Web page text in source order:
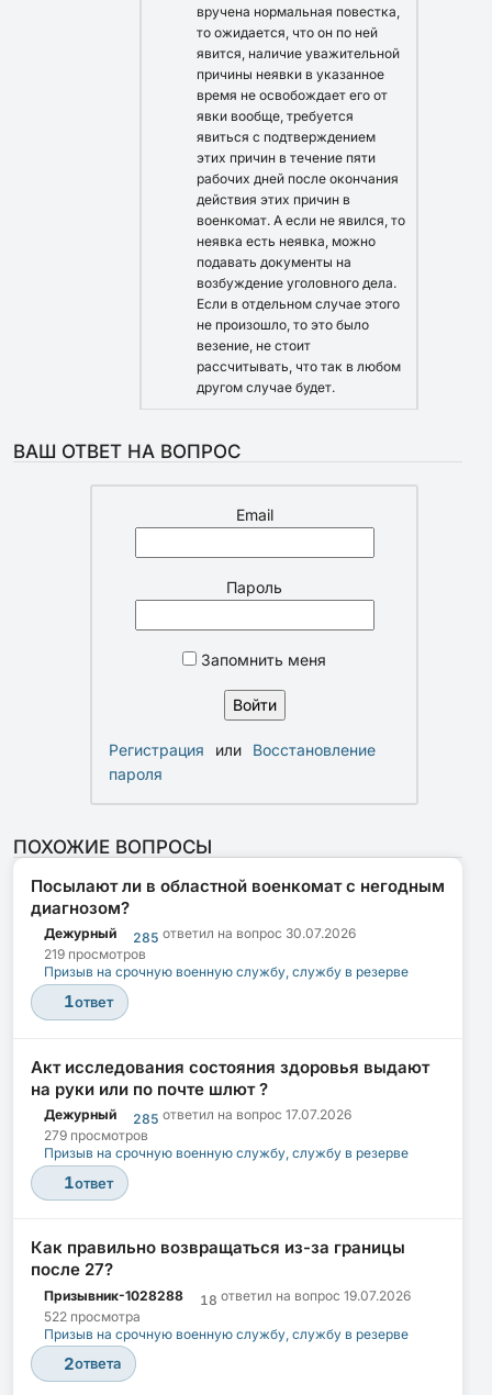
вручена нормальная повестка,
то ожидается, что он по ней
явится, наличие уважительной
причины неявки в указанное
время не освобождает его от
явки вообще, требуется
явиться с подтверждением
этих причин в течение пяти
рабочих дней после окончания
действия этих причин в
военкомат. А если не явился, то
неявка есть неявка, можно
подавать документы на
возбуждение уголовного дела.
Если в отдельном случае этого
не произошло, то это было
везение, не стоит
рассчитывать, что так в любом
другом случае будет.
ВАШ ОТВЕТ НА ВОПРОС
Email
Пароль
Запомнить меня
Регистрация или
Восстановление
пароля
ПОХОЖИЕ ВОПРОСЫ
Посылают ли в областной военкомат с негодным
диагнозом?
Дежурный 285 ответил на вопрос 30.07.2026
219 просмотров
Призыв на срочную военную службу, службу в резерве
1ответ
Акт исследования состояния здоровья выдают
на руки или по почте шлют ?
Дежурный 285 ответил на вопрос 17.07.2026
279 просмотров
Призыв на срочную военную службу, службу в резерве
1ответ
Как правильно возвращаться из-за границы
после 27?
Призывник-1028288 18 ответил на вопрос 19.07.2026
522 просмотра
Призыв на срочную военную службу, службу в резерве
2ответа